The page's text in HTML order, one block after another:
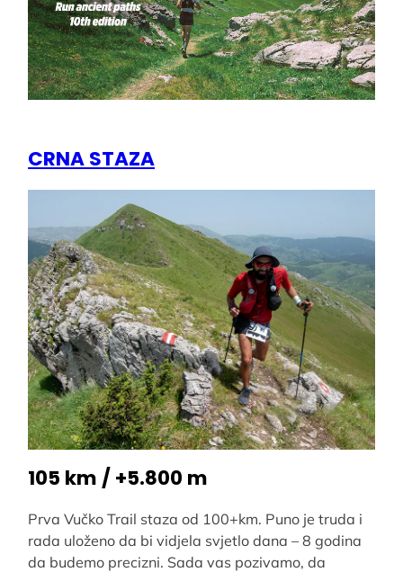
CRNA STAZA
105 km / +5.800 m
Prva Vučko Trail staza od 100+km. Puno je truda i
rada uloženo da bi vidjela svjetlo dana – 8 godina
da budemo precizni. Sada vas pozivamo, da